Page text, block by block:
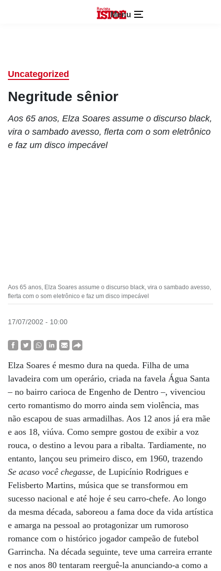
Menu
Uncategorized
Negritude sênior
Aos 65 anos, Elza Soares assume o discurso black,
vira o sambado avesso, flerta com o som eletrônico
e faz um disco impecável
Aos 65 anos, Elza Soares assume o discurso black, vira o sambado avesso,
flerta com o som eletrônico e faz um disco impecável
17/07/2002 - 10:00
Elza Soares é mesmo dura na queda. Filha de uma
lavadeira com um operário, criada na favela Água Santa
– no bairro carioca de Engenho de Dentro –, vivenciou
certo romantismo do morro ainda sem violência, mas
não escapou de suas armadilhas. Aos 12 anos já era mãe
e aos 18, viúva. Como sempre gostou de exibir a voz
rouca, o destino a levou para a ribalta. Tardiamente, no
entanto, lançou seu primeiro disco, em 1960, trazendo
Se acaso você chegasse, de Lupicínio Rodrigues e
Felisberto Martins, música que se transformou em
sucesso nacional e até hoje é seu carro-chefe. Ao longo
da mesma década, saboreou a fama doce da vida artística
e amarga na pessoal ao protagonizar um rumoroso
romance com o histórico jogador campeão de futebol
Garrincha. Na década seguinte, teve uma carreira errante
e nos anos 80 tentaram reerguê-la anunciando-a como a